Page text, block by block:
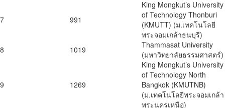
7 991
King Mongkut’s University
of Technology Thonburi
(KMUTT) (ม.เทคโนโลยี
พระจอมเกล้าธนบุรี)
8
1019
Thammasat University
(มหาวิทยาลัยธรรมศาสตร์)
9 1269
King Mongkut’s University
of Technology North
Bangkok (KMUTNB)
(ม.เทคโนโลยีพระจอมเกล้า
พระนครเหนือ)